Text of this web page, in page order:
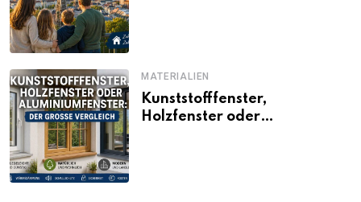
MATERIALIEN
Kunststofffenster,
Holzfenster oder